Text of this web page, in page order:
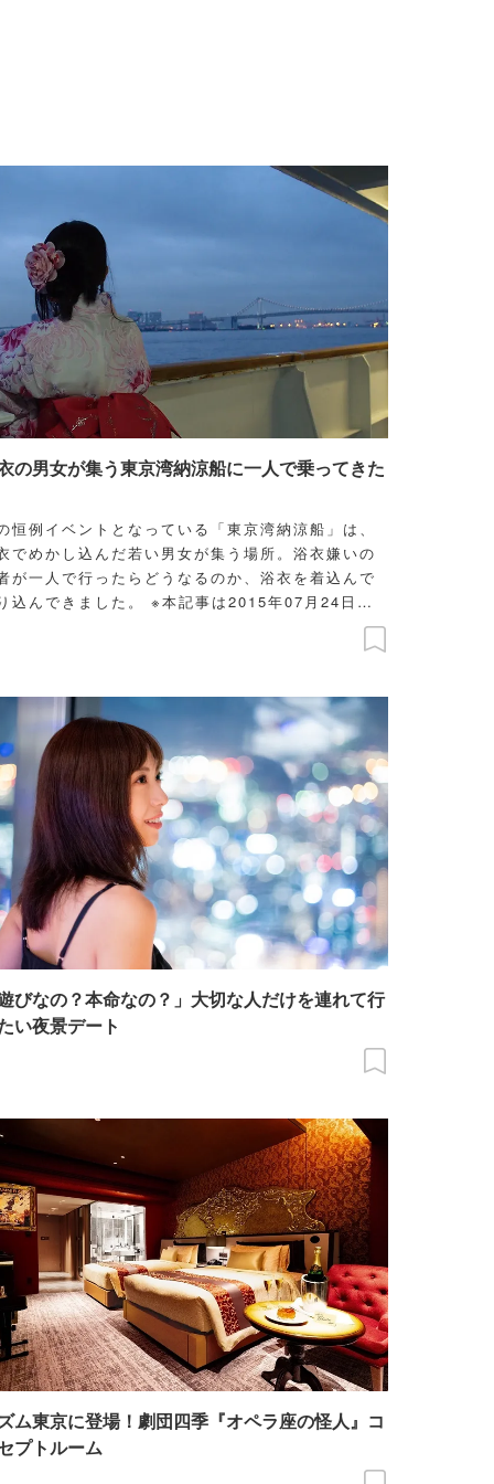
の男女が集う東京湾納涼船に一人で乗ってきた
恒例イベントとなっている「東京湾納涼船」は、
でめかし込んだ若い男女が集う場所。浴衣嫌いの
が一人で行ったらどうなるのか、浴衣を着込んで
できました。 ※本記事は2015年07月24日時
情報です。掲載情報は現在と異なる場合がありま
びなの？本命なの？」大切な人だけを連れて行
い夜景デート
ム東京に登場！劇団四季『オペラ座の怪人』コ
プトルーム